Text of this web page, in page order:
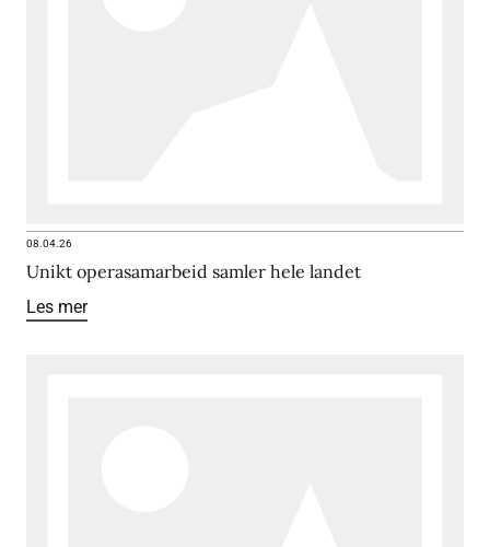
08.04.26
Unikt operasamarbeid samler hele landet
Les mer